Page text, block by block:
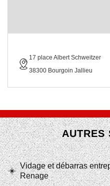
17 place Albert Schweitzer
38300 Bourgoin Jallieu
AUTRES
Vidage et débarras
Renage